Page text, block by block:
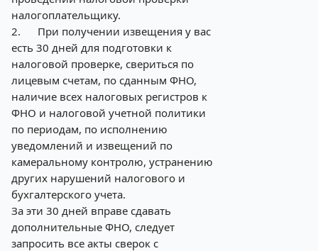
налогоплательщику.
2. При получении извещения у вас
есть 30 дней для подготовки к
налоговой проверке, свериться по
лицевым счетам, по сданным ФНО,
наличие всех налоговых регистров к
ФНО и налоговой учетной политики
по периодам, по исполнению
уведомлений и извещений по
камеральному контролю, устранению
других нарушений налогового и
бухгалтерского учета.
За эти 30 дней вправе сдавать
дополнительные ФНО, следует
запросить все акты сверок с